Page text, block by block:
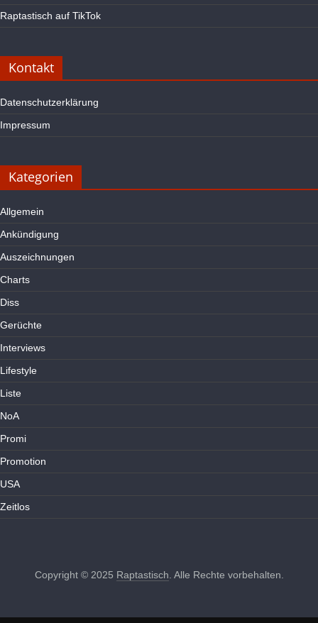
Raptastisch auf TikTok
Kontakt
Datenschutzerklärung
Impressum
Kategorien
Allgemein
Ankündigung
Auszeichnungen
Charts
Diss
Gerüchte
Interviews
Lifestyle
Liste
NoA
Promi
Promotion
USA
Zeitlos
Copyright © 2025 Raptastisch . Alle Rechte vorbehalten.